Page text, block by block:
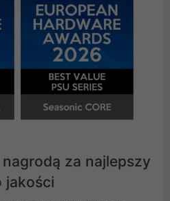
nagrodą za najlepszy
jakości